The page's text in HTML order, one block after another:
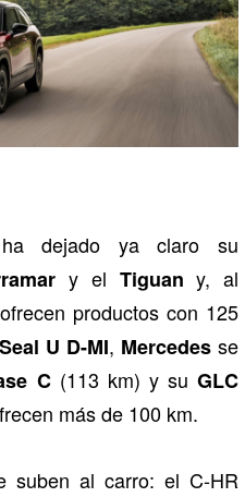
dejado ya claro su
y el Tiguany, al
ofrecen productos con 125
Seal U D-MI, Mercedes se
C(113 km) y suGLC
más de 100 km.
suben al carro: el C-HR